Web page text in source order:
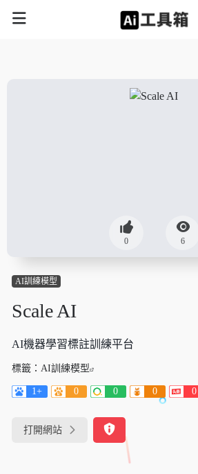
0 6
AI訓練模型
Scale AI
AI機器學習標註訓練平台
標籤： AI訓練模型
1+ 0 0 0 0
打開網站